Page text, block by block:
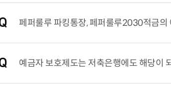
페퍼룰루 파킹통장, 페퍼룰루2030적금의
예금자 보호제도는 저축은행에도 해당이